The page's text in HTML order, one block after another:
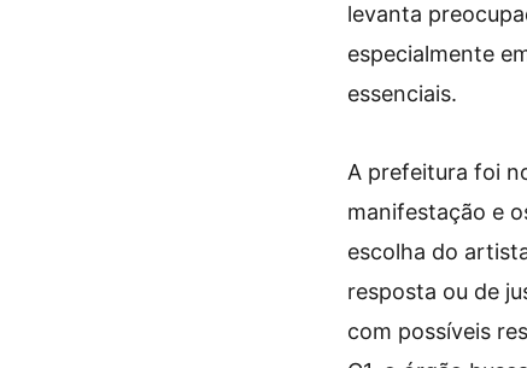
levanta
especialmente
essenciais.
A prefeitura foi
manifestação e
escolha do
resposta ou de
com possíveis